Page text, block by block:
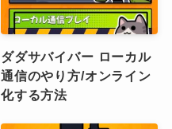
ダダサバイバー ローカル
通信のやり方/オンライン
化する方法